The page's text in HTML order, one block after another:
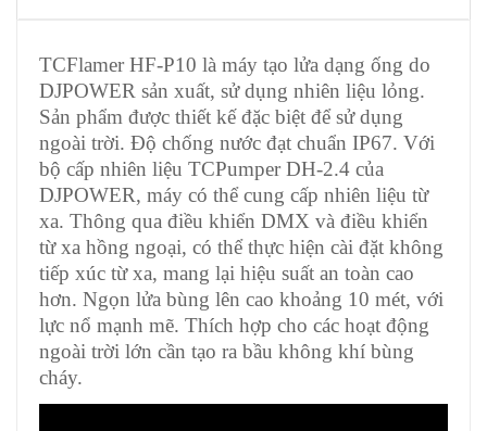
TCFlamer HF-P10 là máy tạo lửa dạng ống do
DJPOWER sản xuất, sử dụng nhiên liệu lỏng.
Sản phẩm được thiết kế đặc biệt để sử dụng
ngoài trời. Độ chống nước đạt chuẩn IP67. Với
bộ cấp nhiên liệu TCPumper DH-2.4 của
DJPOWER, máy có thể cung cấp nhiên liệu từ
xa. Thông qua điều khiển DMX và điều khiển
từ xa hồng ngoại, có thể thực hiện cài đặt không
tiếp xúc từ xa, mang lại hiệu suất an toàn cao
hơn. Ngọn lửa bùng lên cao khoảng 10 mét, với
lực nổ mạnh mẽ. Thích hợp cho các hoạt động
ngoài trời lớn cần tạo ra bầu không khí bùng
cháy.